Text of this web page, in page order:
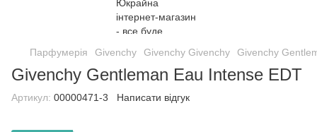
Парфумерія Givenchy Givenchy Givenchy Givenchy
Givenchy Gentleman Eau Intense EDT
Артикул: 00000471-3 Написати відгук